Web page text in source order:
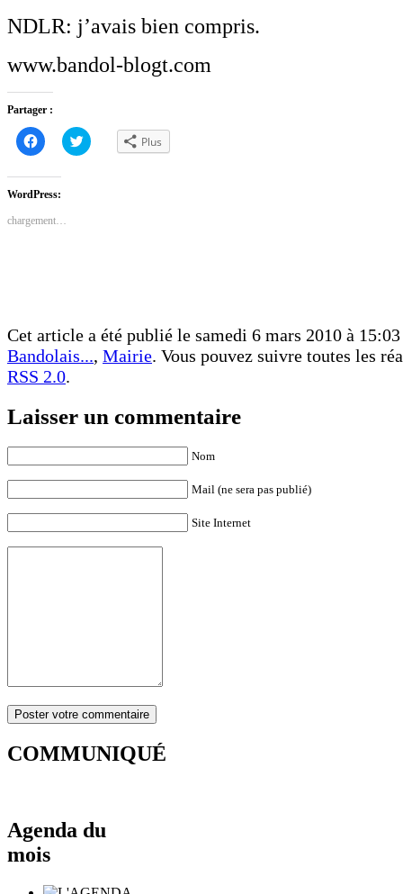
NDLR: j’avais bien compris.
www.bandol-blogt.com
Partager :
Cliquez
pour
partager
Facebook(ouvre
dans
une
fenêtre)
Cliquez
pour Plus
WordPress:
chargement…
Cet article a été publié le samedi 6 mars 2010 à 15:03
Bandolais..., Mairie. Vous pouvez suivre toutes les
RSS 2.0.
Laisser un commentaire
Nom
Mail (ne sera pas publié)
Site Internet
COMMUNIQUÉ
Agenda du
mois